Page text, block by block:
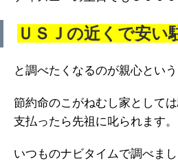
ＵＳＪの近くで安い
と調べたくなるのが親心という
節約命のこがねむし家として
支払ったら先祖に叱られます。
いつものナビタイムで調べまし